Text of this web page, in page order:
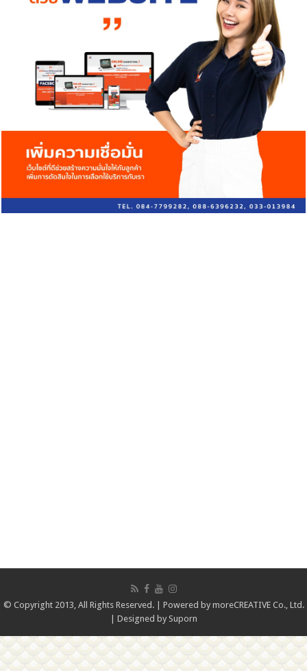
© Copyright 2013, All Rights Reserved. | Powered by moreCREATIVE Co., Ltd.
| Designed by Suporn